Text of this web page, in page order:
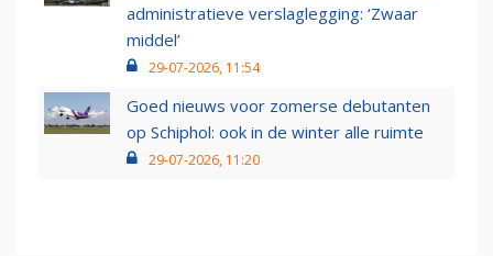
administratieve verslaglegging: ‘Zwaar
middel’
29-07-2026, 11:54
Goed nieuws voor zomerse debutanten
op Schiphol: ook in de winter alle ruimte
29-07-2026, 11:20